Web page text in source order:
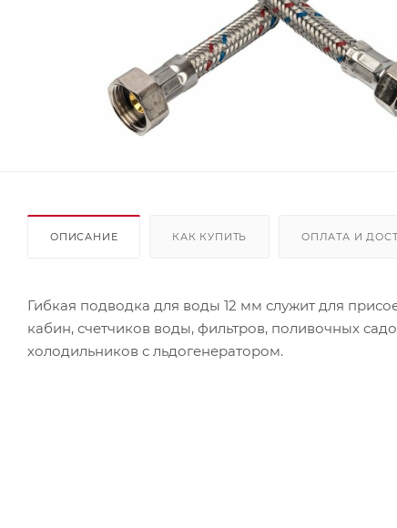
ОПИСАНИЕ КАК КУПИТЬ ОПЛАТА И
Гибкая подводка для воды 12 мм служит для
кабин, счетчиков воды, фильтров, поливочных
холодильников с льдогенератором.